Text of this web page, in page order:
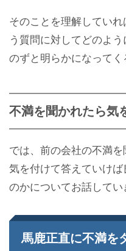
そのことを理解してい
う質問に対してどのよ
のずと明らかになってく
不満を聞かれたら気
では、前の会社の不満
気を付けて答えていけ
のかについてお話してい
馬鹿正直に不満を